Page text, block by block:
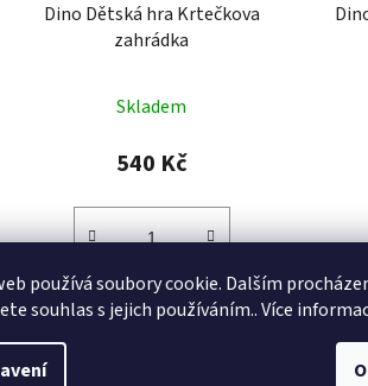
používá soubory cookie. Dalším
souhlas s jejich používáním.. Více
Dino Dětská hra Krtečkova
zahrádka
Skladem
540 Kč
DO KOŠÍKU
Rozměry balení: 23x33,3x3,5 cm